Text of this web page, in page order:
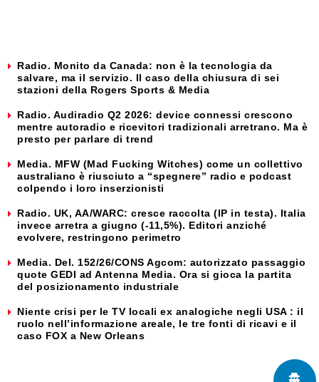
Radio. Monito da Canada: non è la tecnologia da
salvare, ma il servizio. Il caso della chiusura di sei
stazioni della Rogers Sports & Media
Radio. Audiradio Q2 2026: device connessi crescono
mentre autoradio e ricevitori tradizionali arretrano. Ma è
presto per parlare di trend
Media. MFW (Mad Fucking Witches) come un collettivo
australiano è riusciuto a “spegnere” radio e podcast
colpendo i loro inserzionisti
Radio. UK, AA/WARC: cresce raccolta (IP in testa). Italia
invece arretra a giugno (-11,5%). Editori anziché
evolvere, restringono perimetro
Media. Del. 152/26/CONS Agcom: autorizzato passaggio
quote GEDI ad Antenna Media. Ora si gioca la partita
del posizionamento industriale
Niente crisi per le TV locali ex analogiche negli USA : il
ruolo nell’informazione areale, le tre fonti di ricavi e il
caso FOX a New Orleans